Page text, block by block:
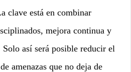
clave está en combinar
mejora continua y
así será posible reducir el
amenazas que no deja de